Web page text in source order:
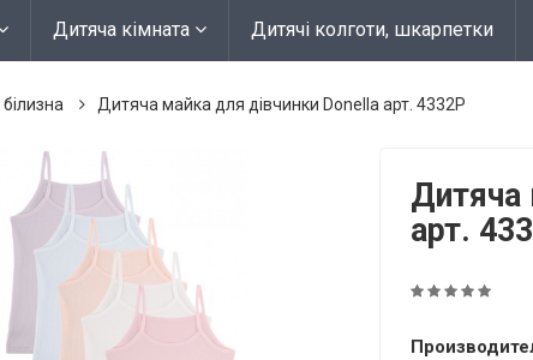
Дитяча кімната Дитячі колготи, шкарпетки
Дитяча майка для дівчинки Donella арт. 4332P
Дитяча
арт.